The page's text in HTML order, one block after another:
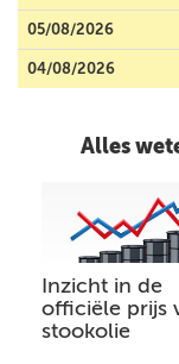
05/08/2026
04/08/2026
Alles
Inzicht in de
officiële prijs
stookolie